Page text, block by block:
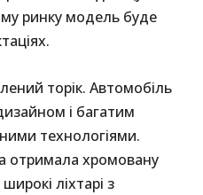
ринку модель буде
торік. Автомобіль
і багатим
технологіями.
отримала хромовану
ліхтарі з